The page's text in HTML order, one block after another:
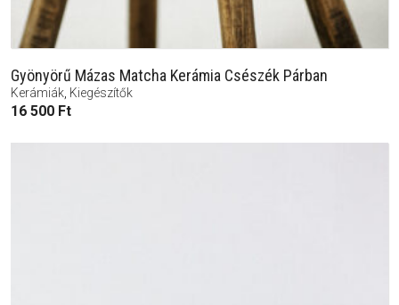
Gyönyörű Mázas Matcha Kerámia Csészék Párban
Kerámiák Kiegészítők
16 500 Ft